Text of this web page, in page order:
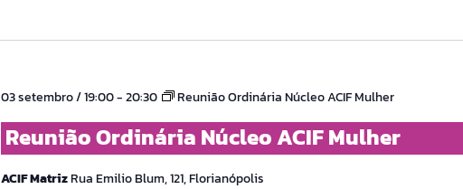
03 setembro / 19:00-20:30 Reunião Ordinária Núcleo ACIF Mulher
Reunião Ordinária Núcleo ACIF Mulher
ACIF MatrizRua Emilio Blum, 121, Florianópolis